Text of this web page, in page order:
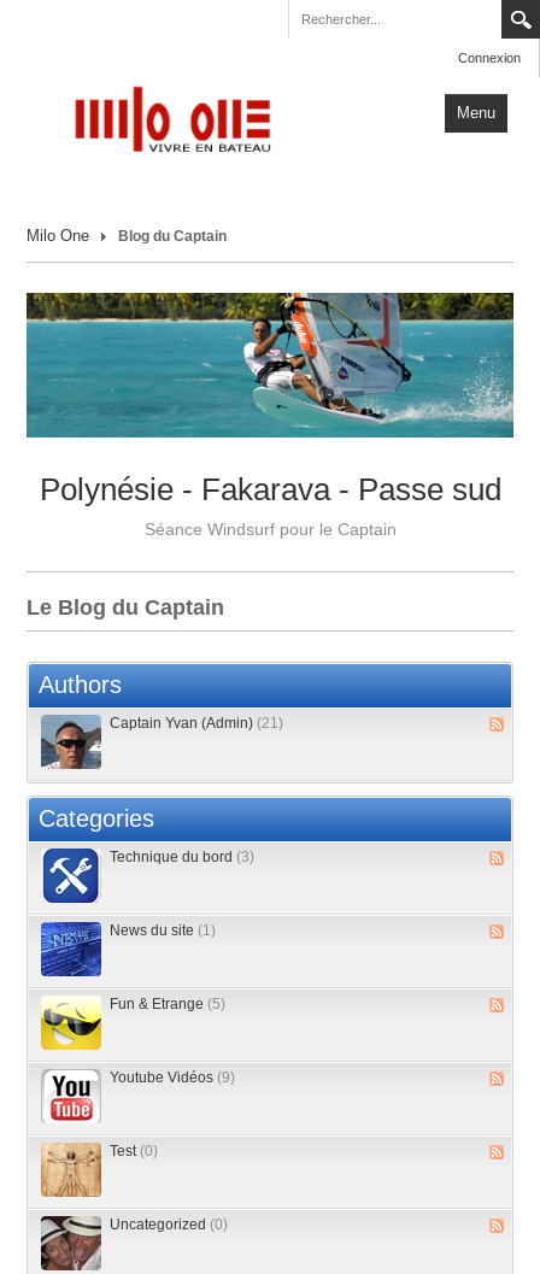
Connexion
Menu
Carnets de Voyage
Actualités
Plus
Milo One Blog du Captain
Polynésie - Fakarava - Passe sud
Séance Windsurf pour le Captain
Le Blog du Captain
Authors
Captain Yvan (Admin) (21)
Categories
Technique du bord (3)
News du site (1)
Fun & Etrange (5)
Youtube Vidéos (9)
Test (0)
Uncategorized (0)